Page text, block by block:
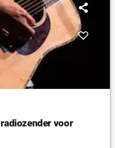
voor